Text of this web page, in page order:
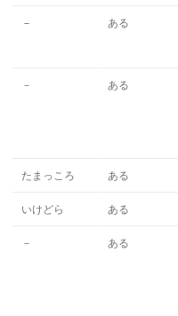
－ ある
－ ある
たまっころ ある
いけどら ある
－ ある